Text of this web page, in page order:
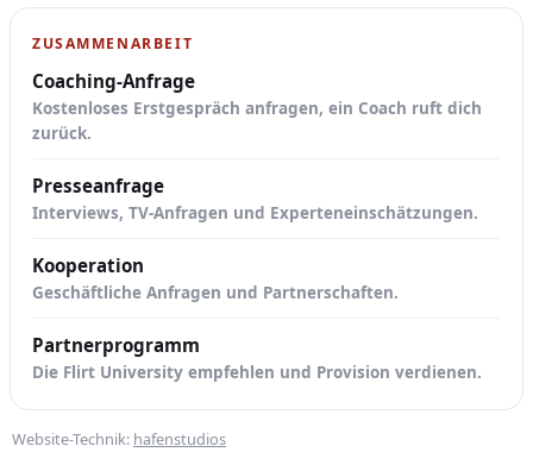
ZUSAMMENARBEIT
Coaching-Anfrage
Kostenloses Erstgespräch anfragen, ein Coach ruft dich
zurück.
Presseanfrage
Interviews, TV-Anfragen und Experteneinschätzungen.
Kooperation
Geschäftliche Anfragen und Partnerschaften.
Partnerprogramm
Die Flirt University empfehlen und Provision verdienen.
Website-Technik: hafenstudios